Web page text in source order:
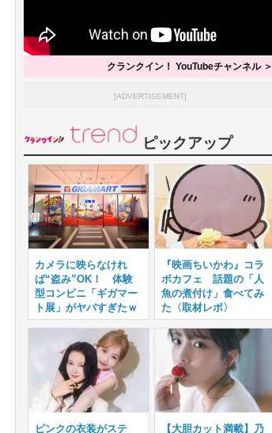
クランクイン！ YouTubeチャンネル ＞
[ADVERTISEMENT]
ピックアップ
カメラに映らなけれ
ば“盗み”OK！ 体験
型コンビニ「ギガマー
ト展」がヤバすぎたｗ
『映画ちいかわ』コラ
ボカフェ 話題の「人
魚の煮付け」食べてみ
た〈取材レポ〉
ピンクの衣装がステ 【大胆カット満載】乃